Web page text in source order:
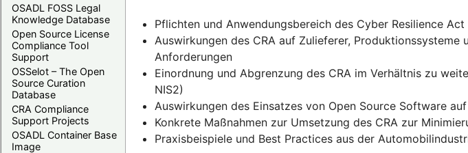
OSADL FOSS Legal
Knowledge Database
Open Source License
Compliance Tool
Support
OSSelot – The Open
Source Curation
Database
CRA Compliance
Support Projects
OSADL Container Base
Image
Pflichten und Anwendungsbereich des Cyber Resilience Act
Auswirkungen des CRA auf Zulieferer,
Anforderungen
Einordnung und Abgrenzung des CRA im Verhältnis zu
NIS2)
Auswirkungen des Einsatzes von Open Source Software
Konkrete Maßnahmen zur Umsetzung des CRA zur
Praxisbeispiele und Best Practices aus der